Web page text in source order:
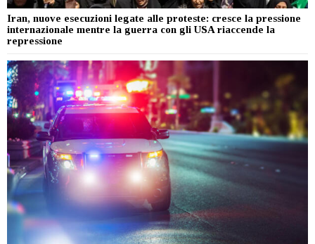
Iran, nuove esecuzioni legate alle proteste: cresce la pressione
internazionale mentre la guerra con gli USA riaccende la
repressione